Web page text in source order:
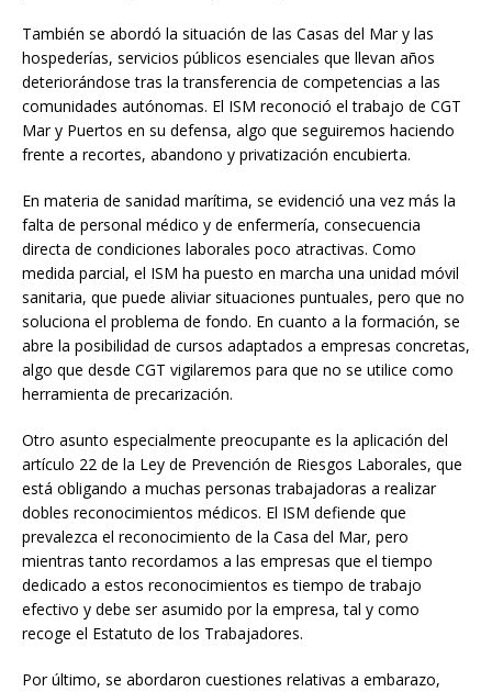
También se abordó la situación de las Casas del Mar y las
hospederías, servicios públicos esenciales que llevan años
deteriorándose tras la transferencia de competencias a las
comunidades autónomas. El ISM reconoció el trabajo de CGT
Mar y Puertos en su defensa, algo que seguiremos haciendo
frente a recortes, abandono y privatización encubierta.
En materia de sanidad marítima, se evidenció una vez más la
falta de personal médico y de enfermería, consecuencia
directa de condiciones laborales poco atractivas. Como
medida parcial, el ISM ha puesto en marcha una unidad móvil
sanitaria, que puede aliviar situaciones puntuales, pero que no
soluciona el problema de fondo. En cuanto a la formación, se
abre la posibilidad de cursos adaptados a empresas concretas,
algo que desde CGT vigilaremos para que no se utilice como
herramienta de precarización.
Otro asunto especialmente preocupante es la aplicación del
artículo 22 de la Ley de Prevención de Riesgos Laborales, que
está obligando a muchas personas trabajadoras a realizar
dobles reconocimientos médicos. El ISM defiende que
prevalezca el reconocimiento de la Casa del Mar, pero
mientras tanto recordamos a las empresas que el tiempo
dedicado a estos reconocimientos es tiempo de trabajo
efectivo y debe ser asumido por la empresa, tal y como
recoge el Estatuto de los Trabajadores.
Por último, se abordaron cuestiones relativas a embarazo,